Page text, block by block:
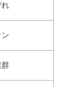
れ
群